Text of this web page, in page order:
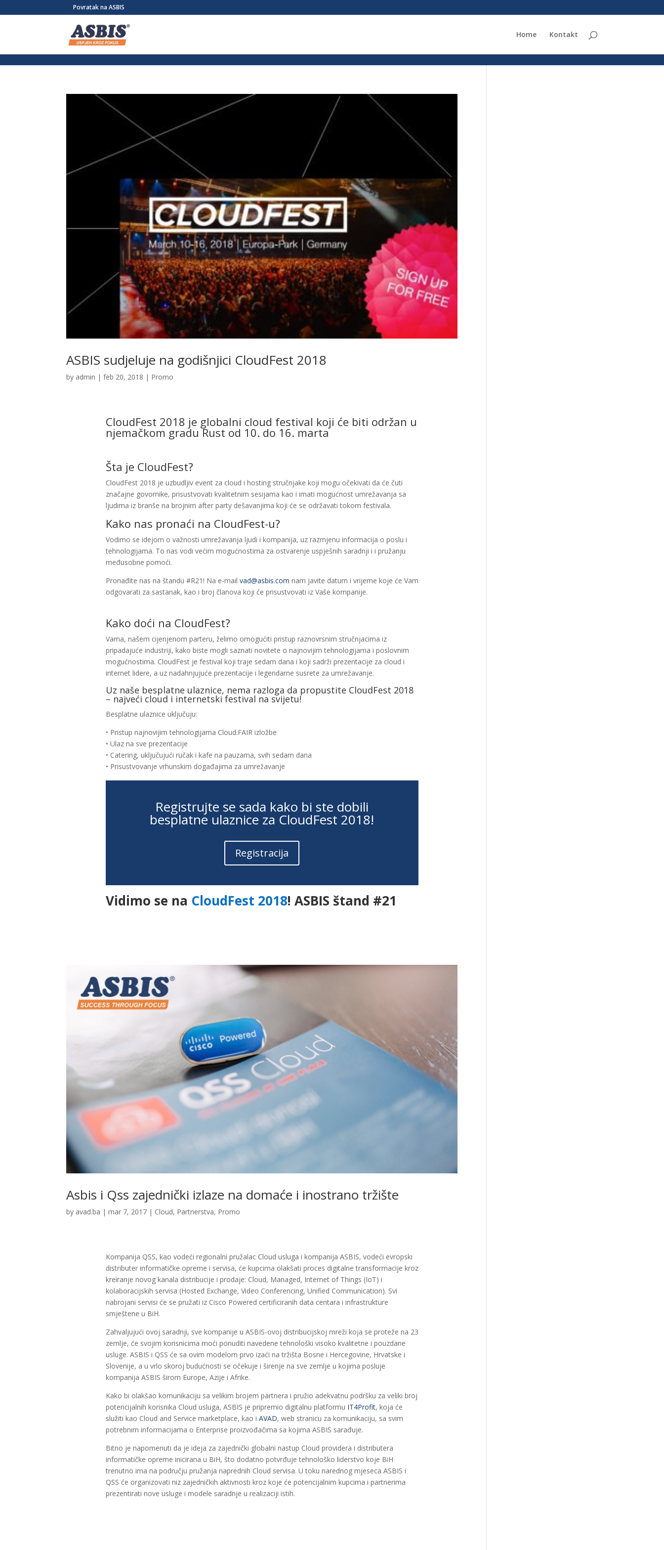
/* Link */ #et-secondary-nav .menu-item a{ position:relative; left:-955px; }
Povratak na ASBIS
Home Kontakt
ASBIS sudjeluje na godišnjici CloudFest 2018
by admin |feb 20, 2018 | Promo
CloudFest 2018 je globalni cloud festival koji će biti održan u
njemačkom gradu Rust od 10. do 16. marta
Šta je CloudFest?
CloudFest 2018 je uzbudljiv event za cloud i hosting stručnjake koji mogu očekivati da će čuti
značajne govornike, prisustvovati kvalitetnim sesijama kao i imati mogućnost umrežavanja sa
ljudima iz branše na brojnim after party dešavanjima koji će se održavati tokom festivala.
Kako nas pronaći na CloudFest-u?
Vodimo se idejom o važnosti umrežavanja ljudi i kompanija, uz razmjenu informacija o poslu i
tehnologijama. To nas vodi većim mogućnostima za ostvarenje uspješnih saradnji i i pružanju
međusobne pomoći.
Pronađite nas na štandu #R21! Na e-mail vad@asbis.com nam javite datum i vrijeme koje će Vam
odgovarati za sastanak, kao i broj članova koji će prisustvovati iz Vaše kompanije.
Kako doći na CloudFest?
Vama, našem cijenjenom parteru, želimo omogućiti pristup raznovrsnim stručnjacima iz
pripadajuće industriji, kako biste mogli saznati novitete o najnovijim tehnologijama i poslovnim
mogućnostima. CloudFest je festival koji traje sedam dana i koji sadrži prezentacije za cloud i
internet lidere, a uz nadahnjujuće prezentacije i legendarne susrete za umrežavanje.
Uz naše besplatne ulaznice, nema razloga da propustite CloudFest 2018
– najveći cloud i internetski festival na svijetu!
Besplatne ulaznice uključuju:
• Pristup najnovijim tehnologijama Cloud.FAIR izložbe
• Ulaz na sve prezentacije
• Catering, uključujući ručak i kafe na pauzama, svih sedam dana
• Prisustvovanje vrhunskim događajima za umrežavanje
Registrujte se sada kako bi ste dobili
besplatne ulaznice za CloudFest 2018!
Registracija
Vidimo se na CloudFest 2018! ASBIS štand #21
Asbis i Qss zajednički izlaze na domaće i inostrano tržište
by avad.ba |mar 7, 2017 | Cloud, Partnerstva, Promo
Kompanija QSS, kao vodeći regionalni pružalac Cloud usluga i kompanija ASBIS, vodeći evropski
distributer informatičke opreme i servisa, će kupcima olakšati proces digitalne transformacije kroz
kreiranje novog kanala distribucije i prodaje: Cloud, Managed, Internet of Things (IoT) i
kolaboracijskih servisa (Hosted Exchange, Video Conferencing, Unified Communication). Svi
nabrojani servisi će se pružati iz Cisco Powered certificiranih data centara i infrastrukture
smještene u BiH.
Zahvaljujući ovoj saradnji, sve kompanije u ASBIS-ovoj distribucijskoj mreži koja se proteže na 23
zemlje, će svojim korisnicima moći ponuditi navedene tehnološki visoko kvalitetne i pouzdane
usluge. ASBIS i QSS će sa ovim modelom prvo izaći na tržišta Bosne i Hercegovine, Hrvatske i
Slovenije, a u vrlo skoroj budućnosti se očekuje i širenje na sve zemlje u kojima posluje
kompanija ASBIS širom Europe, Azije i Afrike.
Kako bi olakšao komunikaciju sa velikim brojem partnera i pružio adekvatnu podršku za veliki broj
potencijalnih korisnika Cloud usluga, ASBIS je pripremio digitalnu platformu IT4Profit, koja će
služiti kao Cloud and Service marketplace, kao i AVAD, web stranicu za komunikaciju, sa svim
potrebnim informacijama o Enterprise proizvođačima sa kojima ASBIS sarađuje.
Bitno je napomenuti da je ideja za zajednički globalni nastup Cloud providera i distributera
informatičke opreme inicirana u BiH, što dodatno potvrđuje tehnološko liderstvo koje BiH
trenutno ima na području pružanja naprednih Cloud servisa. U toku narednog mjeseca ASBIS i
QSS će organizovati niz zajedničkih aktivnosti kroz koje će potencijalnim kupcima i partnerima
prezentirati nove usluge i modele saradnje u realizaciji istih.